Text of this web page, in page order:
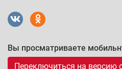
Вы просматриваете
Переключиться на версию